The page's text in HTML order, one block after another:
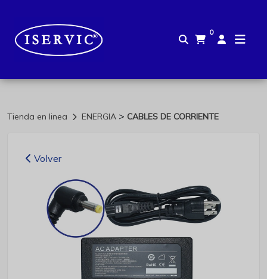
0
Tienda en linea ENERGIA > CABLES DE CORRIENTE
Volver